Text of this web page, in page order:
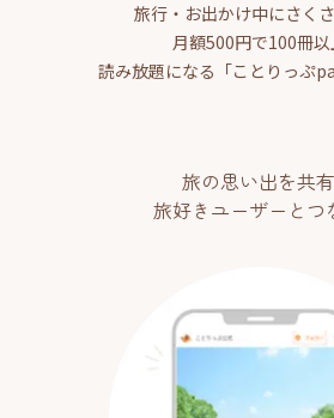
旅行・お出かけ中にさく
月額500円で100冊
読み放題になる「ことりっぷ
旅の思い出を共有
旅好きユーザーとつ